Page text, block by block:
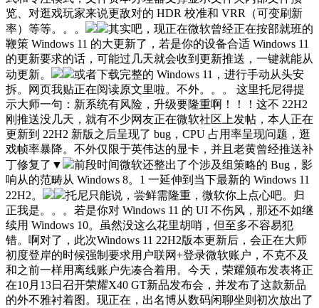
览、对逛戏玩家来说更敌对的 HDR 校准和 VRR（可变刷新
率）等等。。。
其实吧，现正在微软曾经正在按部就班的
鞭策 Windows 11 的大更新了，若是你的设备合适 Windows 11
的更新要求的话，可能过几天就会收到更新推送，一键就能从
动更新。
或者下载完整的 Windows 11，进行手动从头安
拆。网页我贴正在阅读原文里啦。不外。。。 这里托尼得提
示大师一句：新系统有风险，升级要隆重啊！！！这不 22H2
刚推送没几天，就有不少网友正在微软社区上发帖，本人正在
更新到 22H2 新版之后呈现了 bug，CPU 占用率呈现问题，逛
戏帧率暴降。不外仅限于英伟达的显卡，并且老黄曾经推送补
丁修复了▼
前段时间微软还整出了个涉及组策略的 Bug，影
响从的范畴从 Windows 8。1 一延伸到当下最新的 Windows 11
22H2。
托尼只能说，尝鲜需隆重，微软你上点心吧。归
正我是。。。若是你对 Windows 11 的 UI 不伤风，那还不如继
续用 Windows 10。虽然没这么花里胡哨，但至多不容易犯
错。啊对了，此次Windows 11 22H2版本更新后，会正在大师
初度登岸的时候强制要求用户联网+登录微软账户，不克不及
和之前一样用离线账户先凑合着用。今天，荣耀颁布发表将正
在10月13日召开荣耀X40 GT新品发布会，并发布了这款新品
的外不雅衬着图。现正在，出名博从数码闲聊坐则初次放出了